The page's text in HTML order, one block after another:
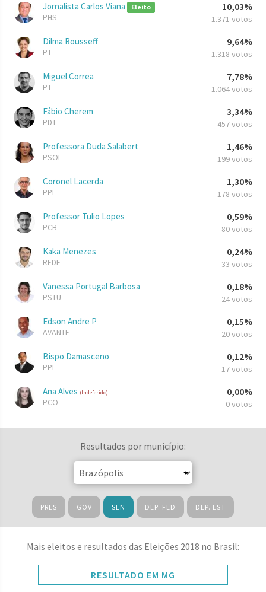
Jornalista Carlos Viana Eleito
PHS
10,03%
1.371 votos
Dilma Rousseff
PT
9,64%
1.318 votos
Miguel Correa
PT
7,78%
1.064 votos
Fábio Cherem
PDT
3,34%
457 votos
Professora Duda Salabert
PSOL
1,46%
199 votos
Coronel Lacerda
PPL
1,30%
178 votos
Professor Tulio Lopes
PCB
0,59%
80 votos
Kaka Menezes
REDE
0,24%
33 votos
Vanessa Portugal Barbosa
PSTU
0,18%
24 votos
Edson Andre P
AVANTE
0,15%
20 votos
Bispo Damasceno
PPL
0,12%
17 votos
Ana Alves (Indeferido)
PCO
0,00%
0 votos
Resultados por município:
PRES GOV SEN DEP. FED DEP. EST
Mais eleitos e resultados das Eleições 2018 no Brasil:
RESULTADO EM MG